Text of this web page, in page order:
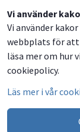
Vi använder
Vi använder
webbplats för att
läsa mer om hur
cookiepolicy.
Läs mer i vår
Dela
på
Facebook
Dela
på
Twitter
Dela
på
LinkedIn
Dela
via
email